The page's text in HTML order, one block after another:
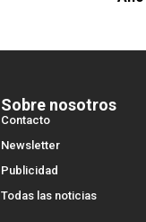
Sobre nosotros
Contacto
Newsletter
Publicidad
Todas las noticias